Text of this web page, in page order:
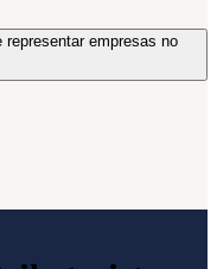
empresas no